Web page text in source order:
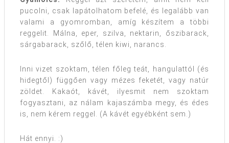
pucolni, csak lapátolhatom befelé, és legalább van
valami a gyomromban, amíg készítem a többi
reggelit. Málna, eper, szilva, nektarin, őszibarack,
sárgabarack, szőlő, télen kiwi, narancs.
Inni vizet szoktam, télen főleg teát, hangulattól (és
hidegtől) függően vagy mézes feketét, vagy natúr
zöldet. Kakaót, kávét, ilyesmit nem szoktam
fogyasztani, az nálam kajaszámba megy, és édes
is, nem kérem reggel. (A kávét egyébként sem.)
Hát ennyi. :)